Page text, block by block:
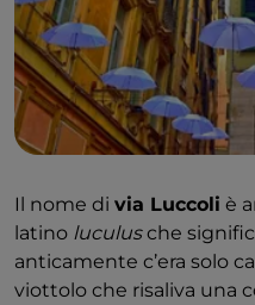
Il nome di via Luccoli è
latino luculusche
anticamente c’era solo
viottolo che risaliva una